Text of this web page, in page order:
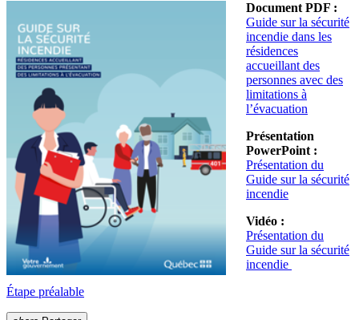
Document PDF :
Guide sur la sécurité
incendie dans les
résidences
accueillant des
personnes avec des
limitations à
l’évacuation
Présentation
PowerPoint :
Présentation du
Guide sur la sécurité
incendie
Vidéo :
Présentation du
Guide sur la sécurité
incendie
Étape préalable